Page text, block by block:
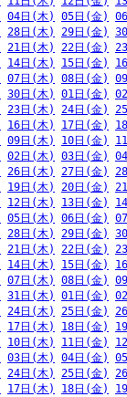
04日(木) 05日(金)
28日(木) 29日(金)
21日(木) 22日(金)
14日(木) 15日(金)
07日(木) 08日(金)
30日(木) 01日(金)
23日(木) 24日(金)
16日(木) 17日(金)
09日(木) 10日(金)
02日(木) 03日(金)
26日(木) 27日(金)
19日(木) 20日(金)
12日(木) 13日(金)
05日(木) 06日(金)
28日(木) 29日(金)
21日(木) 22日(金)
14日(木) 15日(金)
07日(木) 08日(金)
31日(木) 01日(金)
24日(木) 25日(金)
17日(木) 18日(金)
10日(木) 11日(金)
03日(木) 04日(金)
24日(木) 25日(金)
17日(木) 18日(金)